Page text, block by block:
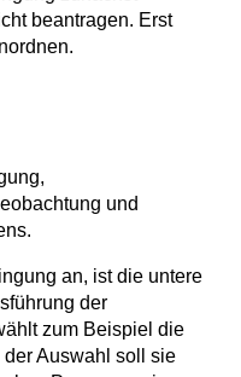
beantragen. Erst
und
an, ist die untere
der
zum Beispiel die
Auswahl soll sie